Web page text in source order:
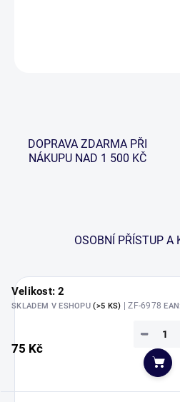
DOPRAVA ZDARMA PŘI
NÁKUPU NAD 1 500 KČ
OSOBNÍ PŘÍSTUP A
Velikost: 2
SKLADEM V ESHOPU(>5 KS) | ZF-6978EAN:
75 Kč
−
Do